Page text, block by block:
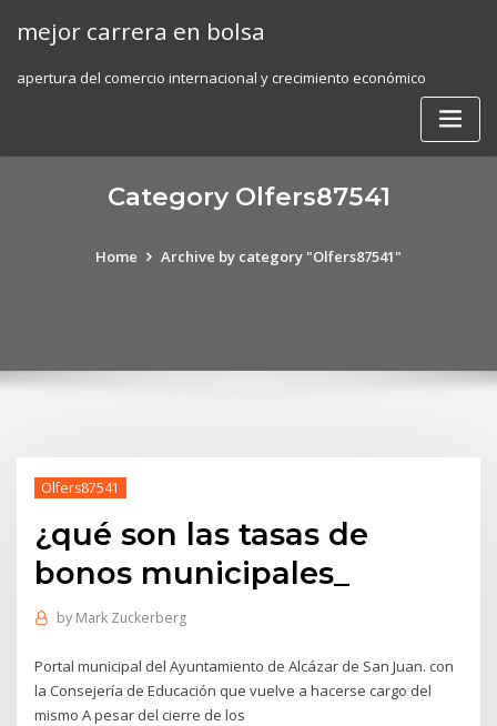
mejor carrera en bolsa
apertura del comercio internacional y crecimiento económico
Category Olfers87541
Home Archive by category "Olfers87541"
Olfers87541
¿qué son las tasas de
bonos municipales_
by Mark Zuckerberg
Portal municipal del Ayuntamiento de Alcázar de San Juan. con
la Consejería de Educación que vuelve a hacerse cargo del
mismo A pesar del cierre de los